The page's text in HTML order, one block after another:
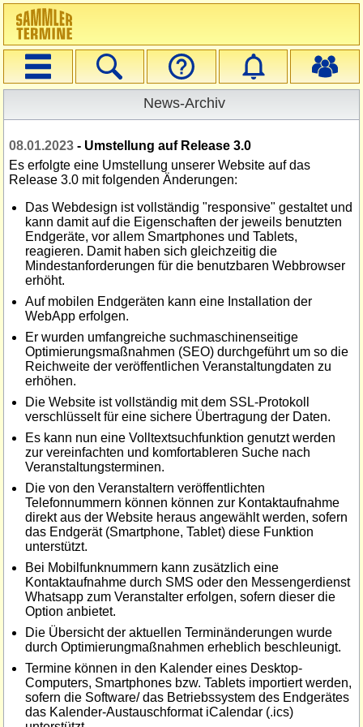
Erweiterte Suche
Login
Registrieren
Navigation
Startseite
News-Archiv
08.01.2023 - Umstellung auf Release 3.0
Es erfolgte eine Umstellung unserer Website auf das
Release 3.0 mit folgenden Änderungen:
Das Webdesign ist vollständig "responsive" gestaltet und
kann damit auf die Eigenschaften der jeweils benutzten
Endgeräte, vor allem Smartphones und Tablets,
reagieren. Damit haben sich gleichzeitig die
Mindestanforderungen für die benutzbaren Webbrowser
erhöht.
Auf mobilen Endgeräten kann eine Installation der
WebApp erfolgen.
Er wurden umfangreiche suchmaschinenseitige
Optimierungsmaßnahmen (SEO) durchgeführt um so die
Reichweite der veröffentlichen Veranstaltungdaten zu
erhöhen.
Die Website ist vollständig mit dem SSL-Protokoll
verschlüsselt für eine sichere Übertragung der Daten.
Es kann nun eine Volltextsuchfunktion genutzt werden
zur vereinfachten und komfortableren Suche nach
Veranstaltungsterminen.
Die von den Veranstaltern veröffentlichten
Telefonnummern können können zur Kontaktaufnahme
direkt aus der Website heraus angewählt werden, sofern
das Endgerät (Smartphone, Tablet) diese Funktion
unterstützt.
Bei Mobilfunknummern kann zusätzlich eine
Kontaktaufnahme durch SMS oder den Messengerdienst
Whatsapp zum Veranstalter erfolgen, sofern dieser die
Option anbietet.
Die Übersicht der aktuellen Terminänderungen wurde
durch Optimierungmaßnahmen erheblich beschleunigt.
Termine können in den Kalender eines Desktop-
Computers, Smartphones bzw. Tablets importiert werden,
sofern die Software/ das Betriebssystem des Endgerätes
das Kalender-Austauschformat iCalendar (.ics)